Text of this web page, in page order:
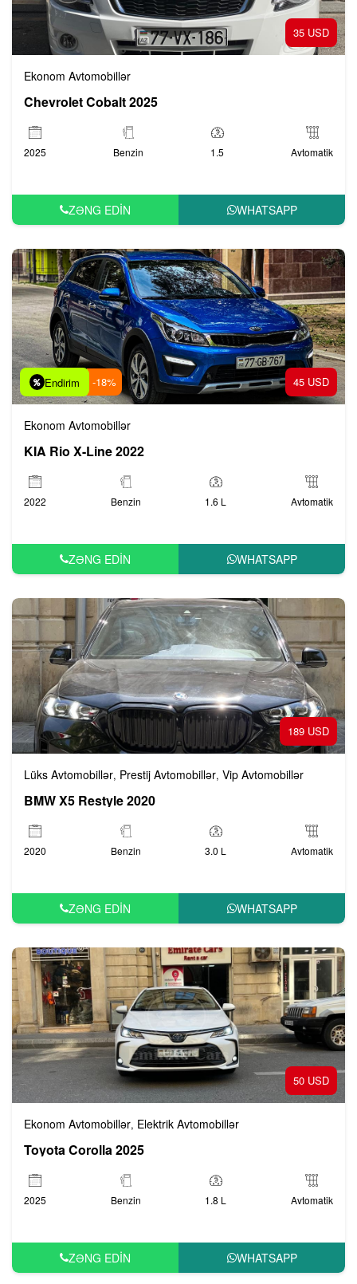
35 USD
Ekonom Avtomobillər
Chevrolet Cobalt 2025
2025 Benzin 1.5 Avtomatik
ZƏNG EDIN WHATSAPP
45 USD
Endirim -18%
Ekonom Avtomobillər
KIA Rio X-Line 2022
2022 Benzin 1.6 L Avtomatik
ZƏNG EDIN WHATSAPP
189 USD
Lüks Avtomobillər, Prestij Avtomobillər, Vip Avtomobillər
BMW X5 Restyle 2020
2020 Benzin 3.0 L Avtomatik
ZƏNG EDIN WHATSAPP
50 USD
Ekonom Avtomobillər, Elektrik Avtomobillər
Toyota Corolla 2025
2025 Benzin 1.8 L Avtomatik
ZƏNG EDIN WHATSAPP